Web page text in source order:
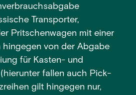
Transporter,
Pritschenwagen mit einer
hingegen von der Abgabe
für Kasten- und
fallen auch Pick-
gilt hingegen nur,